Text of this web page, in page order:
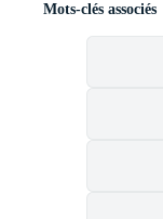
Mots-clés associés